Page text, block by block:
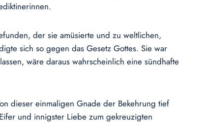
der sie amüsierte und zu weltlichen,
sich so gegen das Gesetz Gottes. Sie war
wäre daraus wahrscheinlich eine sündhafte
dieser einmaligen Gnade der Bekehrung tief
und innigster Liebe zum gekreuzigten